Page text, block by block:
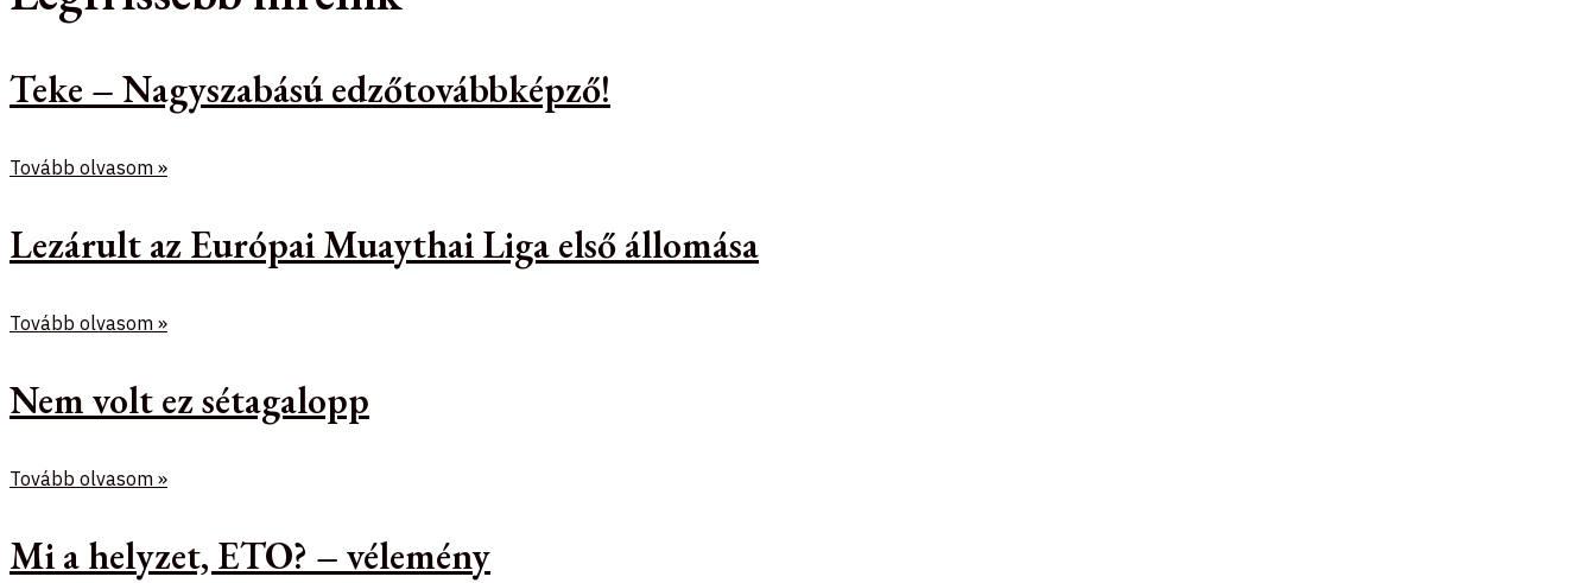
Teke – Nagyszabású edzőtovábbképző!
Tovább olvasom »
Lezárult az Európai Muaythai Liga első állomása
Tovább olvasom »
Nem volt ez sétagalopp
Tovább olvasom »
Mi a helyzet, ETO? – vélemény